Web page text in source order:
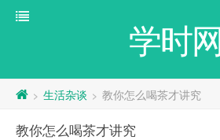
学时网
> 生活杂谈 > 教你怎么喝茶才讲究
教你怎么喝茶才讲究